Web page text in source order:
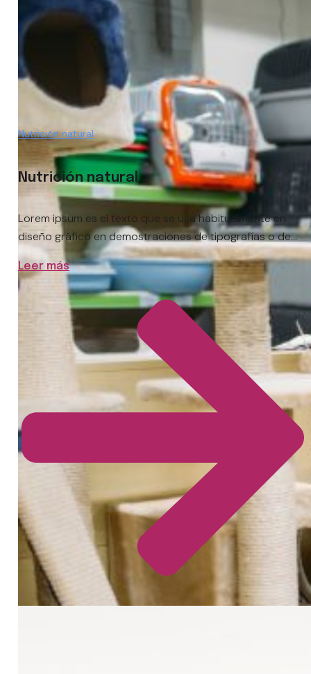
Nutrición natural
Nutrición natural
Lorem ipsum es el texto que se usa habitualmente en
diseño gráfico en demostraciones de tipografías o de...
Leer más